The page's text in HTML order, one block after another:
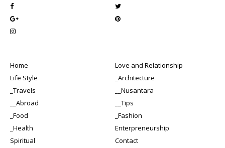
Home
Love and Relationship
Life Style
_Architecture
_Travels
__Nusantara
__Abroad
__Tips
_Food
_Fashion
_Health
Enterpreneurship
Spiritual
Contact